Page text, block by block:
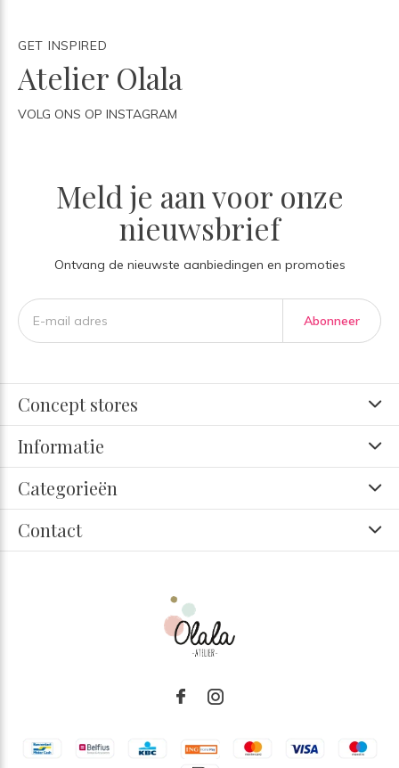
GET INSPIRED
Atelier Olala
VOLG ONS OP INSTAGRAM
Meld je aan voor onze
nieuwsbrief
Ontvang de nieuwste aanbiedingen en promoties
Abonneer
Concept stores
Informatie
Categorieën
Contact